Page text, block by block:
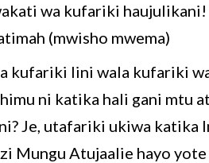
wa kufariki
(mwisho mwema)
kufariki lini wala kufariki
ni katika hali gani mtu
Je, utafariki ukiwa katika
Mungu Atujaalie hayo